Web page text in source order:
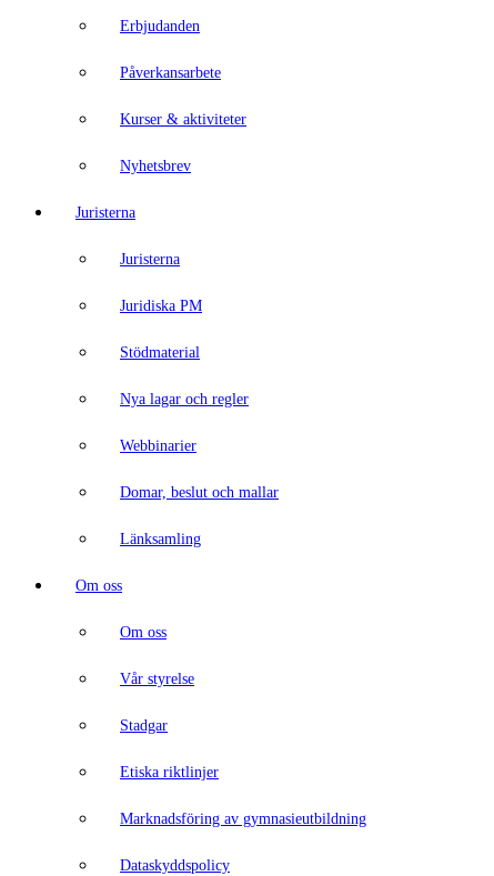
Erbjudanden
Påverkansarbete
Kurser & aktiviteter
Nyhetsbrev
Juristerna
Juristerna
Juridiska PM
Stödmaterial
Nya lagar och regler
Webbinarier
Domar, beslut och mallar
Länksamling
Om oss
Om oss
Vår styrelse
Stadgar
Etiska riktlinjer
Marknadsföring av gymnasieutbildning
Dataskyddspolicy